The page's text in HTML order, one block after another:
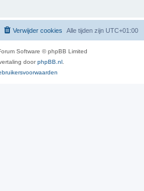
Alle tijden zijn UTC+01:00
Verwijder cookies
Software © phpBB Limited
doorphpBB.nl